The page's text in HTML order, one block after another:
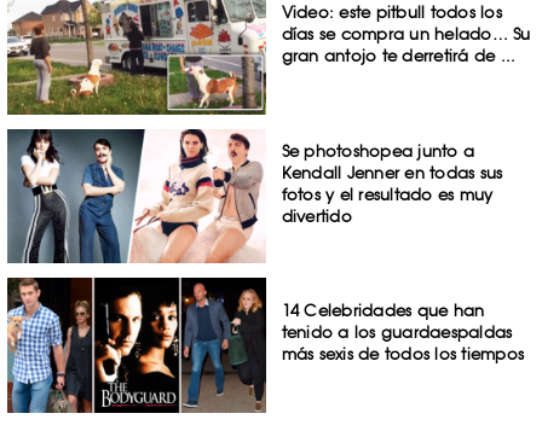
Video: este pitbull todos los
días se compra un helado… Su
gran antojo te derretirá de ...
Se photoshopea junto a
Kendall Jenner en todas sus
fotos y el resultado es muy
divertido
14 Celebridades que han
tenido a los guardaespaldas
más sexis de todos los tiempos